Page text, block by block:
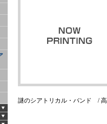
謎のシアトリカル・バンド / 高